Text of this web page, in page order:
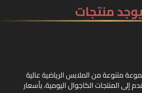
منتجات
متنوعة من الملابس الرياضية عالية
إلى المنتجات الكاجوال اليومية، بأسعار